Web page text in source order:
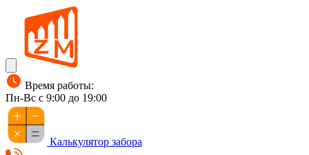
Время работы:
Пн-Вс с 9:00 до 19:00
Калькулятор забора